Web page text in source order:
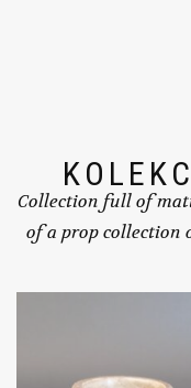
Collection full of
of a prop collection